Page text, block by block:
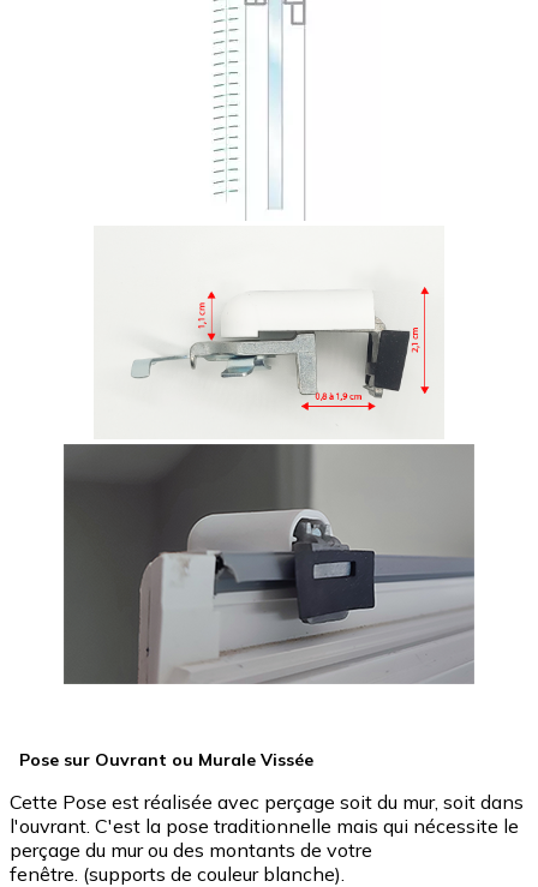
Pose sur Ouvrant ou Murale Vissée
Cette Pose est réalisée avec perçage soit du mur, soit dans
l'ouvrant. C'est la pose traditionnelle mais qui nécessite le
perçage du mur ou des montants de votre
fenêtre. (supports de couleur blanche).